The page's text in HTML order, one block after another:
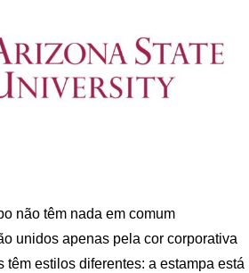
não têm nada em comum
unidos apenas pela cor corporativa
têm estilos diferentes: a estampa está